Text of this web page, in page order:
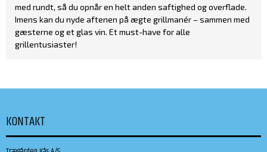
med rundt, så du opnår en helt anden saftighed og overflade.
Imens kan du nyde aftenen på ægte grillmanér – sammen med
gæsterne og et glas vin. Et must-have for alle
grillentusiaster!
KONTAKT